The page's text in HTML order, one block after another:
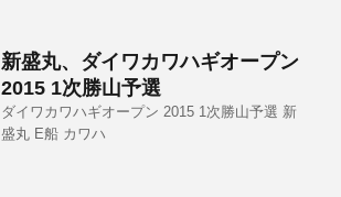
新盛丸、ダイワカワハギオープン
2015 1次勝山予選
ダイワカワハギオープン 2015 1次勝山予選 新
盛丸 E船 カワハ